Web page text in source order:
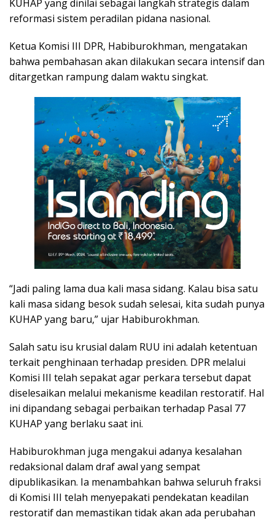
KUHAP yang dinilai sebagai langkah strategis dalam
reformasi sistem peradilan pidana nasional.
Ketua Komisi III DPR, Habiburokhman, mengatakan
bahwa pembahasan akan dilakukan secara intensif dan
ditargetkan rampung dalam waktu singkat.
“Jadi paling lama dua kali masa sidang. Kalau bisa satu
kali masa sidang besok sudah selesai, kita sudah punya
KUHAP yang baru,” ujar Habiburokhman.
Salah satu isu krusial dalam RUU ini adalah ketentuan
terkait penghinaan terhadap presiden. DPR melalui
Komisi III telah sepakat agar perkara tersebut dapat
diselesaikan melalui mekanisme keadilan restoratif. Hal
ini dipandang sebagai perbaikan terhadap Pasal 77
KUHAP yang berlaku saat ini.
Habiburokhman juga mengakui adanya kesalahan
redaksional dalam draf awal yang sempat
dipublikasikan. Ia menambahkan bahwa seluruh fraksi
di Komisi III telah menyepakati pendekatan keadilan
restoratif dan memastikan tidak akan ada perubahan